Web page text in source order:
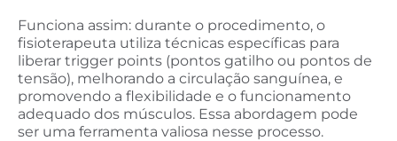
Funciona assim: durante o procedimento, o
fisioterapeuta utiliza técnicas específicas para
liberar trigger points (pontos gatilho ou pontos de
tensão), melhorando a circulação sanguínea, e
promovendo a flexibilidade e o funcionamento
adequado dos músculos. Essa abordagem pode
ser uma ferramenta valiosa nesse processo.